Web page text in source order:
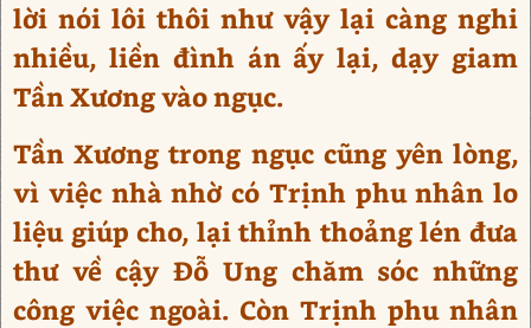
lời nói lôi thôi như vậy lại càng nghi
nhiều, liền đình án ấy lại, dạy giam
Tần Xương vào ngục.
Tần Xương trong ngục cũng yên lòng,
vì việc nhà nhờ có Trịnh phu nhân lo
liệu giúp cho, lại thỉnh thoảng lén đưa
thư về cậy Đỗ Ung chăm sóc những
công việc ngoài. Còn Trịnh phu nhân